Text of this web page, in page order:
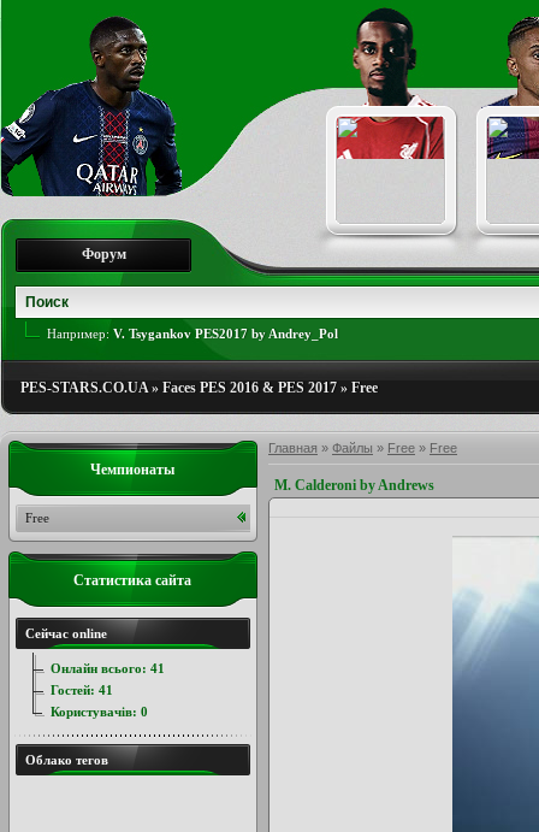
Форум
Например: V. Tsygankov PES2017 by Andrey_Pol
PES-STARS.CO.UA» Faces PES 2016 & PES 2017 » Free
Главная » Файлы » Free » Free
M. Calderoni by Andrews
Чемпионаты
Free
Статистика сайта
Сейчас online
Онлайн всього: 41
Гостей: 41
Користувачів: 0
Облако тегов